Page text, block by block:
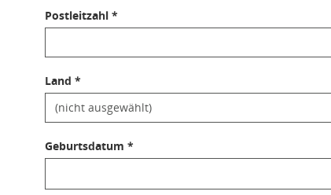
Postleitzahl *
Land *
Geburtsdatum *